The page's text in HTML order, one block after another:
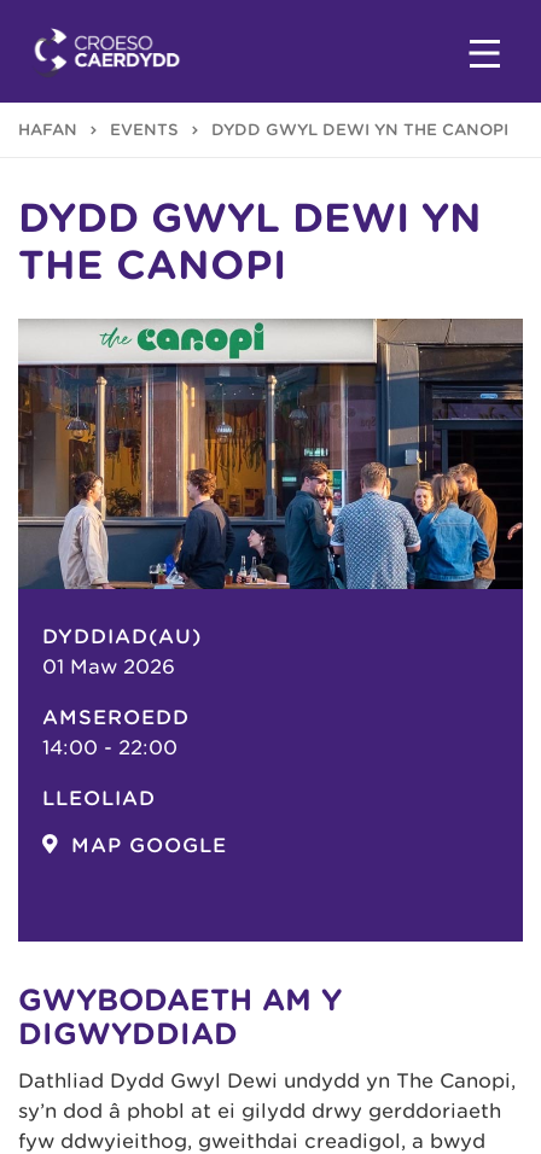
HAFAN EVENTS DYDD GŴYL DEWI YN THE CANOPI
DYDD GŴYL DEWI YN
THE CANOPI
DYDDIAD(AU)
01 Maw 2026
AMSEROEDD
14:00 - 22:00
LLEOLIAD
MAP GOOGLE
GWYBODAETH AM Y
DIGWYDDIAD
Dathliad Dydd Gŵyl Dewi undydd yn The Canopi,
sy’n dod â phobl at ei gilydd drwy gerddoriaeth
fyw ddwyieithog, gweithdai creadigol, a bwyd